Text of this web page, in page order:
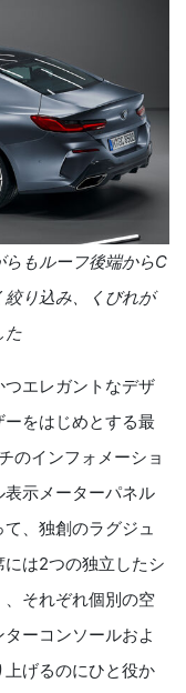
もルーフ後端からC
り込み、くびれが
た
エレガントなデザ
をはじめとする最
のインフォメーショ
示メーターパネル
、独創のラグジュ
は2つの独立したシ
それぞれ個別の空
ーコンソールおよ
げるのにひと役か